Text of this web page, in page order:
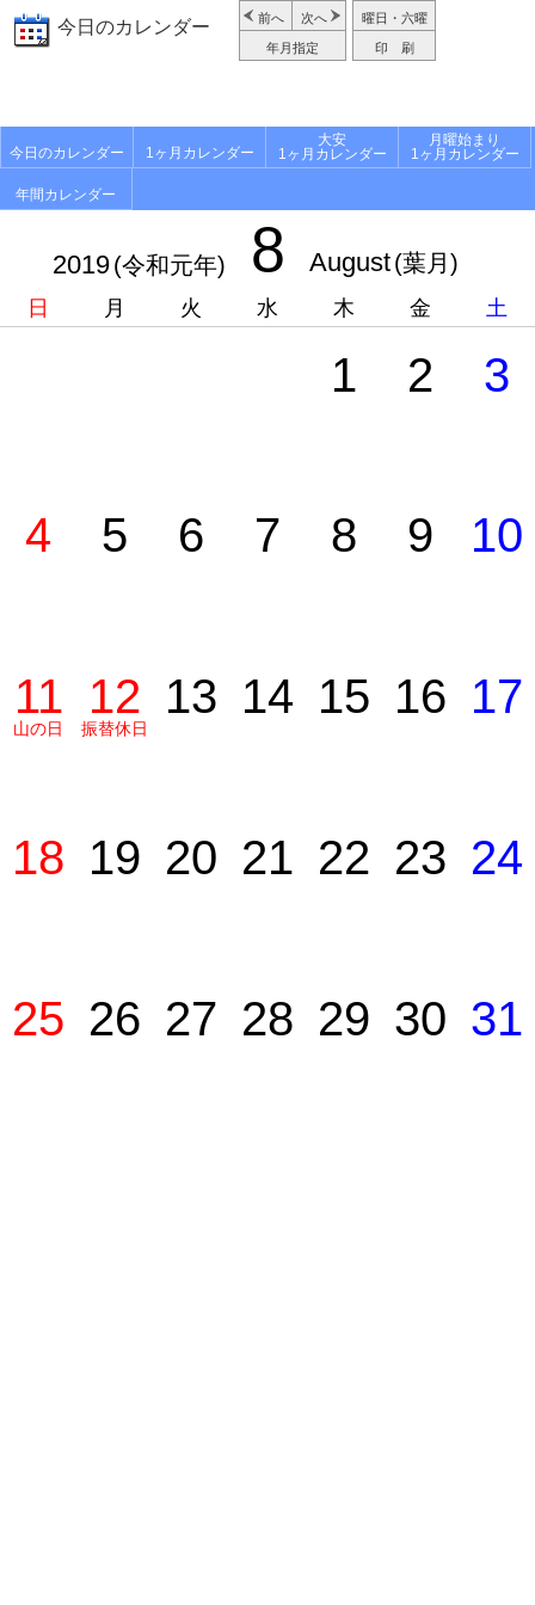
今日のカレンダー 前へ 次へ
年月指定
曜日・六曜
印 刷
今日のカレンダー 1ヶ月カレンダー
大安
1ヶ月カレンダー
月曜始まり
1ヶ月カレンダー
年間カレンダー
2019(令和元年) 8 August(葉月)
日 月 火 水 木 金 土
1 2 3
4 5 6 7 8 9 10
11
山の日
12
振替休日
13 14 15 16 17
18 19 20 21 22 23 24
25 26 27 28 29 30 31